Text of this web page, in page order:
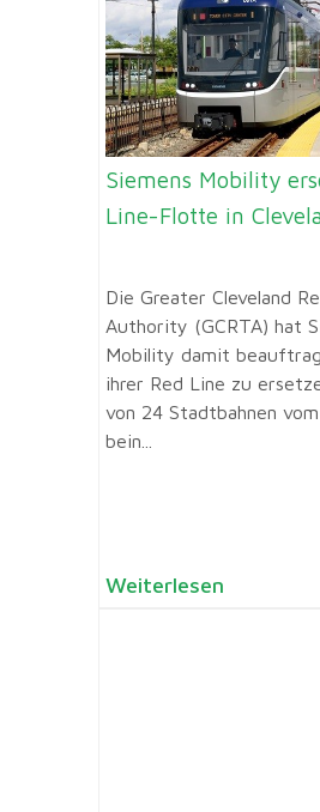
Siemens Mobility
Line-Flotte in
Die Greater Cleveland
Authority (GCRTA) hat
Mobility damit
ihrer Red Line zu
von 24 Stadtbahnen
bein...
Weiterlesen